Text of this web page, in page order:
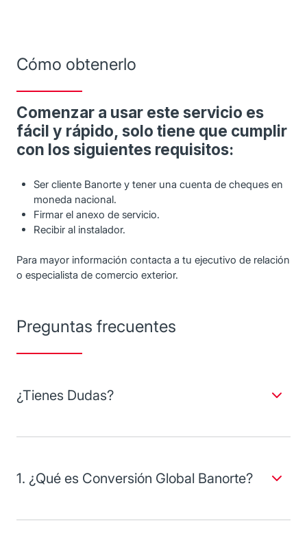
Cómo obtenerlo
Comenzar a usar este servicio es
fácil y rápido, solo tiene que cumplir
con los siguientes requisitos:
Ser cliente Banorte y tener una cuenta de cheques en
moneda nacional.
Firmar el anexo de servicio.
Recibir al instalador.
Para mayor información contacta a tu ejecutivo de relación
o especialista de comercio exterior.
Preguntas frecuentes
¿Tienes Dudas?
1. ¿Qué es Conversión Global Banorte?